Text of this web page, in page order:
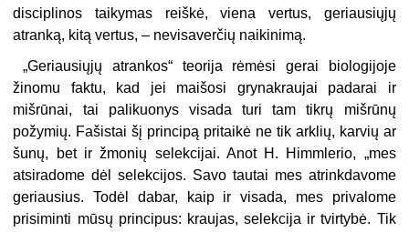
disciplinos taikymas reiškė, viena vertus, geriausiųjų
atranką, kitą vertus, – nevisaverčių naikinimą.
„Geriausiųjų atrankos“ teorija rėmėsi gerai biologijoje
žinomu faktu, kad jei maišosi grynakraujai padarai ir
mišrūnai, tai palikuonys visada turi tam tikrų mišrūnų
požymių. Fašistai šį principą pritaikė ne tik arklių, karvių ar
šunų, bet ir žmonių selekcijai. Anot H. Himmlerio, „mes
atsiradome dėl selekcijos. Savo tautai mes atrinkdavome
geriausius. Todėl dabar, kaip ir visada, mes privalome
prisiminti mūsų principus: kraujas, selekcija ir tvirtybė. Tik